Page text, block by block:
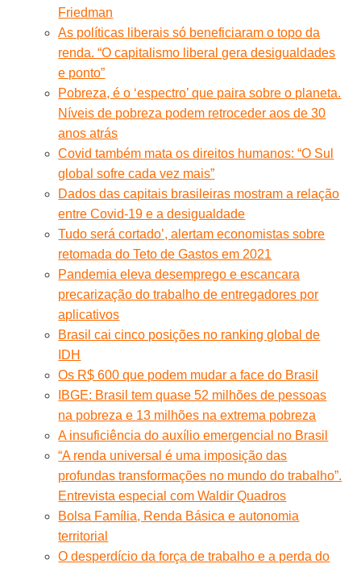
Friedman
As políticas liberais só beneficiaram o topo da
renda. “O capitalismo liberal gera desigualdades
e ponto”
Pobreza, é o ‘espectro’ que paira sobre o planeta.
Níveis de pobreza podem retroceder aos de 30
anos atrás
Covid também mata os direitos humanos: “O Sul
global sofre cada vez mais”
Dados das capitais brasileiras mostram a relação
entre Covid-19 e a desigualdade
Tudo será cortado’, alertam economistas sobre
retomada do Teto de Gastos em 2021
Pandemia eleva desemprego e escancara
precarização do trabalho de entregadores por
aplicativos
Brasil cai cinco posições no ranking global de
IDH
Os R$ 600 que podem mudar a face do Brasil
IBGE: Brasil tem quase 52 milhões de pessoas
na pobreza e 13 milhões na extrema pobreza
A insuficiência do auxílio emergencial no Brasil
“A renda universal é uma imposição das
profundas transformações no mundo do trabalho”.
Entrevista especial com Waldir Quadros
Bolsa Família, Renda Básica e autonomia
territorial
O desperdício da força de trabalho e a perda do